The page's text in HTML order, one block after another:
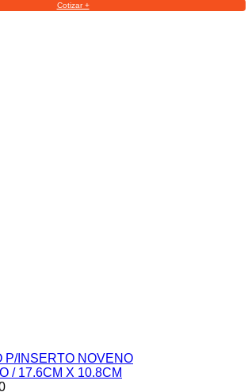
Cotizar +